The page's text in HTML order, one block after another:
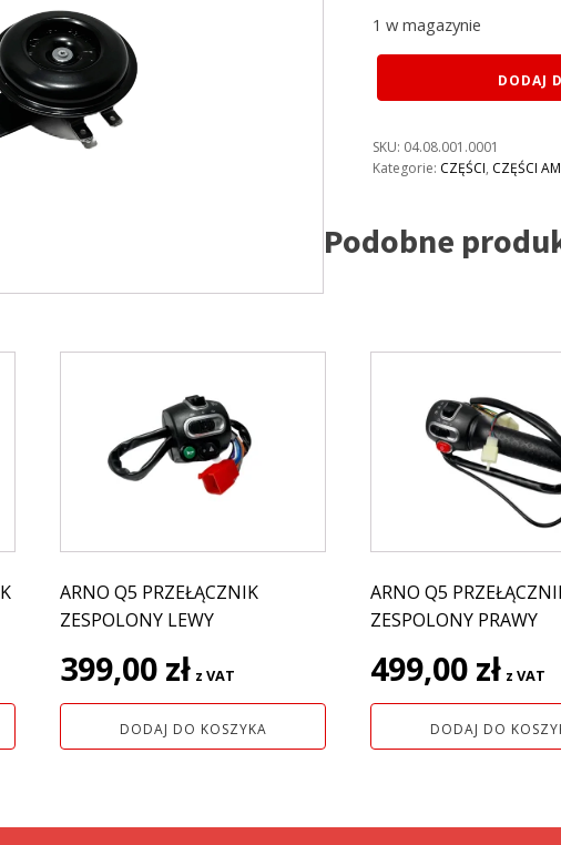
1 w magazynie
AMO
DODAJ
SKU: 04.08.001.0001
Kategorie: CZĘŚCI, CZĘŚCI
Podobne
ARNO Q5 PRZEŁĄCZNIK
ZESPOLONY LEWY
399,00 zł z VAT
DODAJ DO KOSZYKA
ARNO Q5
ZESPOLONY PRAWY
499,00 zł z VAT
DODAJ DO